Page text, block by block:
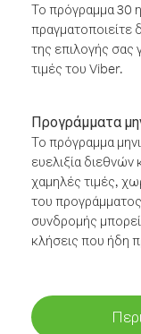
Το πρόγραμμα 30
πραγματοποιείτε
της επιλογής σας
τιμές του Viber.
Προγράμματα
Το πρόγραμμα
ευελιξία
χαμηλές τιμές,
του
συνδρομής
κλήσεις που ήδη